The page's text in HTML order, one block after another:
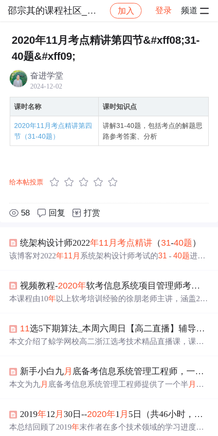
邵宗其的课程社区_NO_1 加入 登录 频道
社区 邵宗其的课程社区_NO_1 （高架）系统架构
2020年11月考点精讲第四节&#xff08;31-
40题&#xff09;
奋进学堂
2024-12-02
课时名称 课时知识点
2020年11月考点精讲第四
节（31-40题）
讲解31-40题，包括考点的解题思
路参考答案、分析
给本帖投票
58 回复 打赏
统架构设计师2022年11 月考点精讲 （ 31-40题 ）
该博客对2022年11 月 系统架构设计师考试的31 -40题进行
视频教程-2020年软考信息系统项目管理师考试基础知识历
本课程由10年以上软考培训经验的徐朋老师主讲，涵盖201
利通过考试。
11选5下期算法_本周六周日【高二直播】辅导网课预告：通用技术电控二三极管、多用电表测量、数字逻辑电路、解析枚举递归算法，2022浙江选考技术...
本文介绍了鲸学网校高二浙江选考技术精品直播课，课程
举、递归算法等。课程有名师授课、有效课后作业、助教
答疑等，已助力多届考生提分。
新手小白九月 底备考信息系统管理工程师，一个半
本文为九月 底备考信息系统管理工程师提供了一个半月 的
精讲，并给出案例分析答题模板与心态调整建议。
2019年12 月30日--2020年1 月 5日（共46小时，剩9954小时)
本总结回顾了2019年末作者在多个技术领域的学习进度，